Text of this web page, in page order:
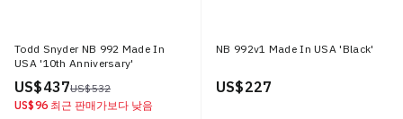
Todd Snyder NB 992 Made In
USA '10th Anniversary'
US$ 437US$ 532
US$ 96 최근 판매가보다 낮음
NB 992v1 Made In USA 'Black'
US$ 227